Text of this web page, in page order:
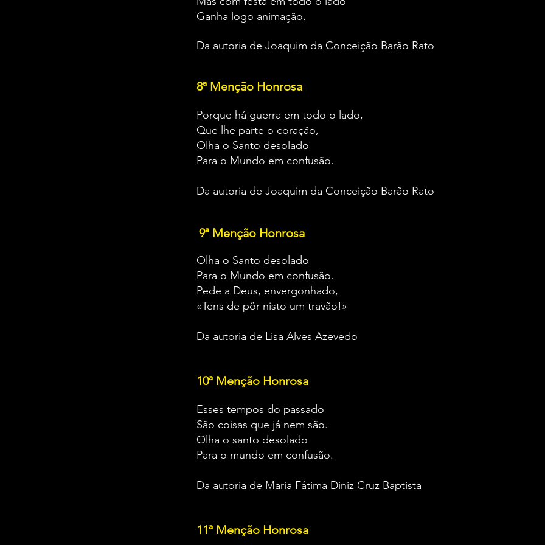
Ganha logo animação.
Da autoria de Joaquim da Conceição Barão Rato
8ª Menção Honrosa
Porque há guerra em todo o lado,
Que lhe parte o coração,
Olha o Santo desolado
Para o Mundo em confusão.
Da autoria de Joaquim da Conceição Barão Rato
9ª Menção Honrosa
Olha o Santo desolado
Para o Mundo em confusão.
Pede a Deus, envergonhado,
«Tens de pôr nisto um travão!»
Da autoria de Lisa Alves Azevedo
10ª Menção Honrosa
Esses tempos do passado
São coisas que já nem são.
Olha o santo desolado
Para o mundo em confusão.
Da autoria de Maria Fátima Diniz Cruz Baptista
11ª Menção Honrosa